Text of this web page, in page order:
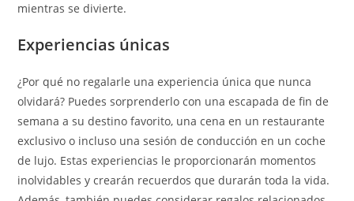
mientras se divierte.
Experiencias únicas
¿Por qué no regalarle una experiencia única que nunca
olvidará? Puedes sorprenderlo con una escapada de fin de
semana a su destino favorito, una cena en un restaurante
exclusivo o incluso una sesión de conducción en un coche
de lujo. Estas experiencias le proporcionarán momentos
inolvidables y crearán recuerdos que durarán toda la vida.